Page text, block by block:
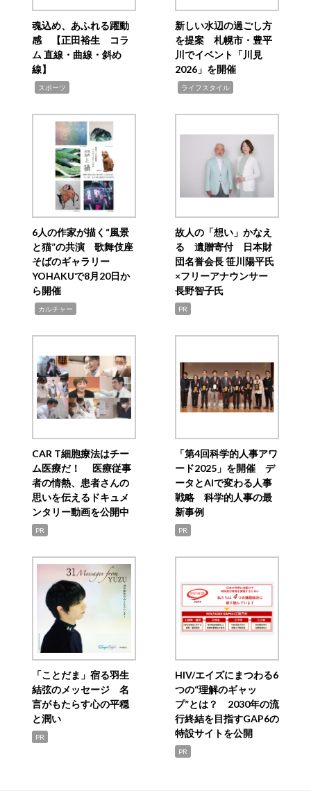
魂込め、あふれる躍動
感 【正田裕生 コラ
ム 直線・曲線・斜め
線】
スポーツ
新しい水辺の過ごし方
を提案 札幌市・豊平
川でイベント「川見
2026」を開催
ライフスタイル
6人の作家が描く“風景
と猫”の共演 歌舞伎座
そばのギャラリー
YOHAKUで8月20日か
ら開催
カルチャー
故人の「想い」かなえ
る 遺贈寄付 日本財
団名誉会長 笹川陽平氏
×フリーアナウンサー
長野智子氏
PR
CAR T細胞療法はチー
ム医療だ！ 医療従事
者の情熱、患者さんの
思いを伝えるドキュメ
ンタリー動画を公開中
PR
「第4回科学的人事アワ
ード2025」を開催 デ
ータとAIで変わる人事
戦略 科学的人事の最
新事例
PR
「ことだま」宿る羽生
結弦のメッセージ 名
言がもたらす心の平穏
と潤い
PR
HIV/エイズにまつわる6
つの“理解のギャッ
プ”とは？ 2030年の流
行終結を目指すGAP6の
特設サイトを公開
PR